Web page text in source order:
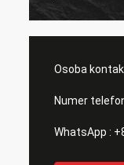
Osoba
Numer
WhatsApp :